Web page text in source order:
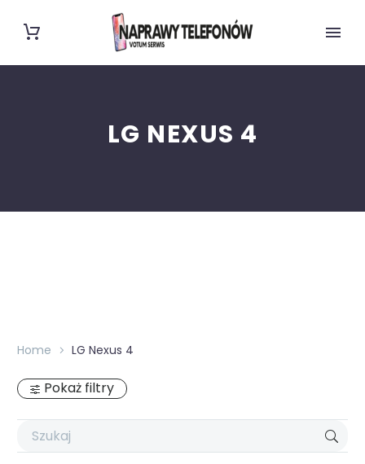
LG NEXUS 4
Home LG Nexus 4
Pokaż filtry